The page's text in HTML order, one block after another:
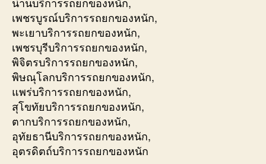
เพชรบูรณ์บริการรถยกของหนัก,
พะเยาบริการรถยกของหนัก,
เพชรบุรีบริการรถยกของหนัก,
พิจิตรบริการรถยกของหนัก,
พิษณุโลกบริการรถยกของหนัก,
แพร่บริการรถยกของหนัก,
สุโขทัยบริการรถยกของหนัก,
ตากบริการรถยกของหนัก,
อุทัยธานีบริการรถยกของหนัก,
อุตรดิตถ์บริการรถยกของหนัก